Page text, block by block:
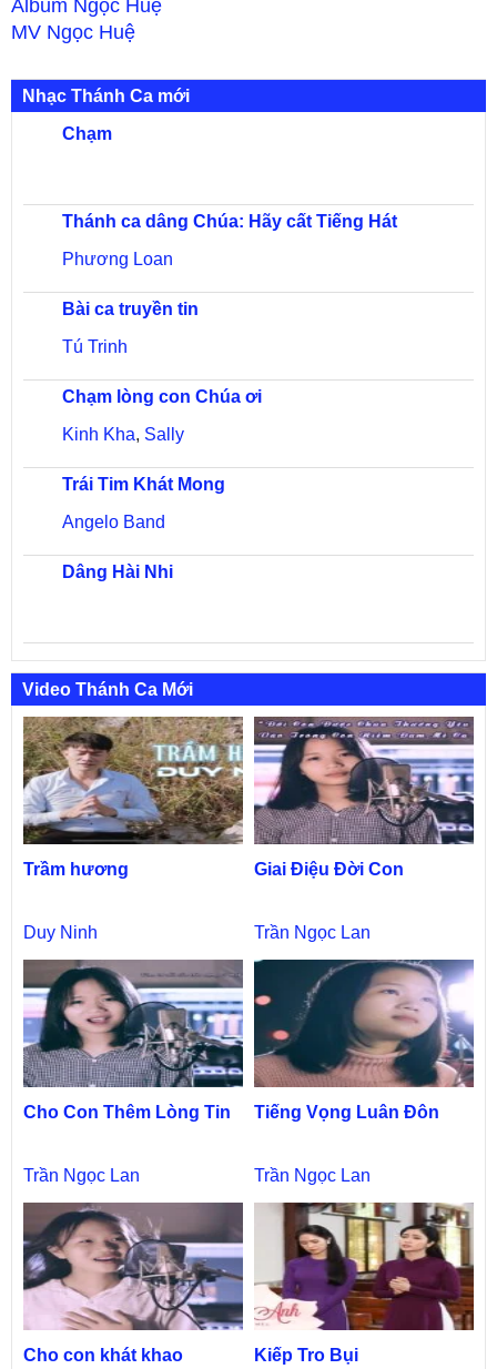
Album Ngọc Huệ
MV Ngọc Huệ
Nhạc Thánh Ca mới
Chạm
Thánh ca dâng Chúa: Hãy cất Tiếng Hát
Phương Loan
Bài ca truyền tin
Tú Trinh
Chạm lòng con Chúa ơi
Kinh Kha, Sally
Trái Tim Khát Mong
Angelo Band
Dâng Hài Nhi
Video Thánh Ca Mới
Trầm hương
Duy Ninh
Giai Điệu Đời Con
Trần Ngọc Lan
Cho Con Thêm Lòng Tin
Trần Ngọc Lan
Tiếng Vọng Luân Đôn
Trần Ngọc Lan
Cho con khát khao Kiếp Tro Bụi